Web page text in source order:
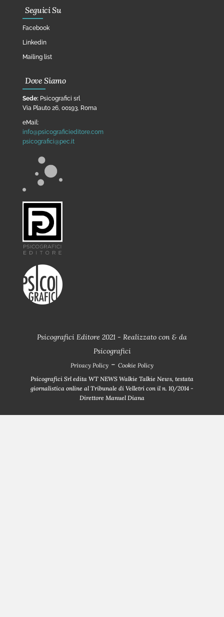
Seguici Su
Facebook
Linkedin
Mailing list
Dove Siamo
Sede: Psicografici srl
Via Plauto 26, 00193, Roma
eMail:
info@psicograficieditore.com
psicografici@pec.it
Psicografici Editore 2021 - Realizzato con & da
Psicografici
Privacy Policy - Cookie Policy
Psicografici Srl edita WT NEWS Walkie Talkie News, testata
giornalistica online al Tribunale di Velletri con il n. 10/2014 -
Direttore Manuel Diana